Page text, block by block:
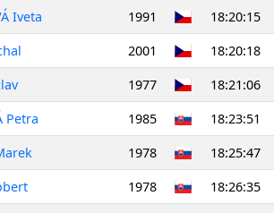
Iveta 1991
18:20:15
2001
18:20:18
1977
18:21:06
Petra 1985
18:23:51
1978
18:25:47
1978
18:26:35